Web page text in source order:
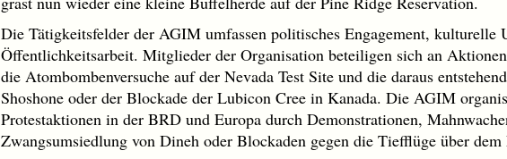
Die Tätigkeitsfelder der AGIM umfassen politisches Engagement, kulturelle
Öffentlichkeitsarbeit. Mitglieder der Organisation beteiligen sich an
die Atombombenversuche auf der Nevada Test Site und die daraus
Shoshone oder der Blockade der Lubicon Cree in Kanada. Die AGIM
Protestaktionen in der BRD und Europa durch Demonstrationen,
Zwangsumsiedlung von Dineh oder Blockaden gegen die Tiefflüge über